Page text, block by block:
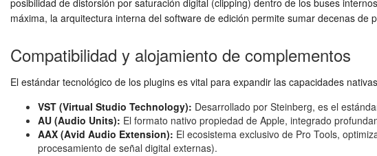
posibilidad de distorsión por saturación digital (clipping) dentro de los buses
máxima, la arquitectura interna del software de edición permite sumar decenas
Compatibilidad y alojamiento de complementos
El estándar tecnológico de los plugins es vital para expandir las capacidades
VST (Virtual Studio Technology): Desarrollado por Steinberg, es el
AU (Audio Units): El formato nativo propiedad de Apple, integrado
AAX (Avid Audio Extension): El ecosistema exclusivo de Pro Tools,
procesamiento de señal digital externas).